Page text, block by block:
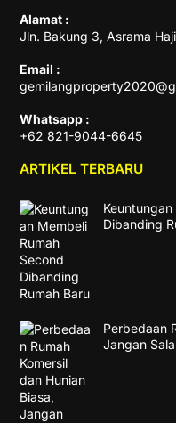
Alamat :
Jln. Bakung 3, Asrama
Email :
Whatsapp :
+62 821-9044-6645
ARTIKEL TERBARU
Dibanding
Perbedaan
Jangan